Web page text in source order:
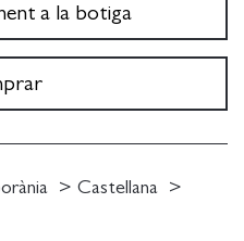
a la botiga
Castellana